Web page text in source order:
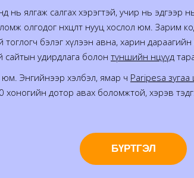
ялгаж салгах хэрэгтэй, учир нь эдгээр
олгодог нөхцөлт нууц хослол юм. Зарим
бэлэг хүлээн авна, харин
сайтын удирдлага болон түншийн нөөцүүд
юм. Энгийнээр хэлбэл, ямар ч Paripesa зугаа
дотор авах боломжтой, хэрэв
БҮРТГЭЛ